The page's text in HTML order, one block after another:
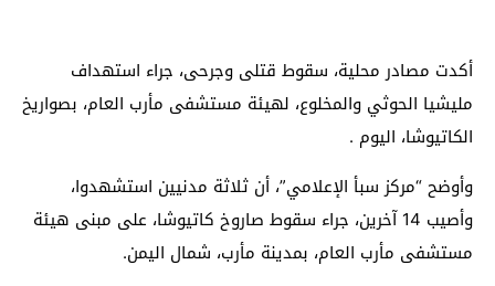
أكدت مصادر محلية، سقوط قتلى وجرحى، جراء استهداف
مليشيا الحوثي والمخلوع، لهيئة مستشفى مأرب العام، بصواريخ
الكاتيوشا، اليوم .
وأوضح “مركز سبأ الإعلامي”، أن ثلاثة مدنيين استشهدوا،
وأصيب 14 آخرين، جراء سقوط صاروخ كاتيوشا، على مبنى هيئة
مستشفى مأرب العام، بمدينة مأرب، شمال اليمن.